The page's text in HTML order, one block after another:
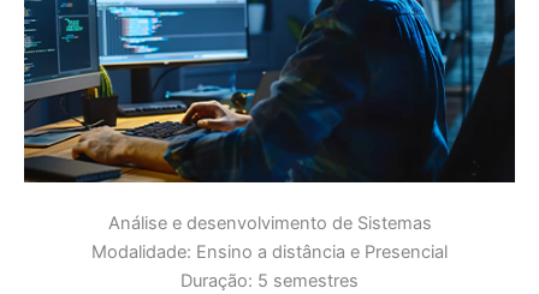
Análise e desenvolvimento de Sistemas
Modalidade: Ensino a distância e Presencial
Duração: 5 semestres